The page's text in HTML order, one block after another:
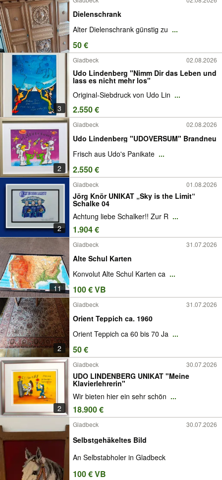
Dielenschrank
Alter Dielenschrank günstig zu ...
50 €
3
Gladbeck 02.08.2026
Udo Lindenberg "Nimm Dir das Leben und
lass es nicht mehr los"
Original-Siebdruck von Udo Lin ...
2.550 €
2
Gladbeck 02.08.2026
Udo Lindenberg "UDOVERSUM" Brandneu
Frisch aus Udo's Panikate ...
2.550 €
2
Gladbeck 01.08.2026
Jörg Knör UNIKAT „Sky is the Limit“
Schalke 04
Achtung liebe Schalker!! Zur R ...
1.904 €
11
Gladbeck 31.07.2026
Alte Schul Karten
Konvolut Alte Schul Karten ca ...
100 € VB
2
Gladbeck 31.07.2026
Orient Teppich ca. 1960
Orient Teppich ca 60 bis 70 Ja ...
50 €
2
Gladbeck 30.07.2026
UDO LINDENBERG UNIKAT "Meine
Klavierlehrerin"
Wir bieten hier ein sehr schön ...
18.900 €
Gladbeck 30.07.2026
Selbstgehäkeltes Bild
An Selbstabholer in Gladbeck
100 € VB